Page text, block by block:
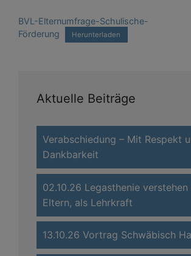
BVL-Elternumfrage-Schulische-
Förderung
Herunterladen
Aktuelle Beiträge
Verabschiedung – Mit Respekt
Dankbarkeit
02.10.26 Legasthenie verstehen
Eltern, als Lehrkraft
13.10.26 Vortrag Schwäbisch